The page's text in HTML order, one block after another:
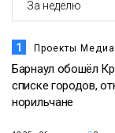
1 Проекты
Барнаул обошёл
списке городов,
норильчане